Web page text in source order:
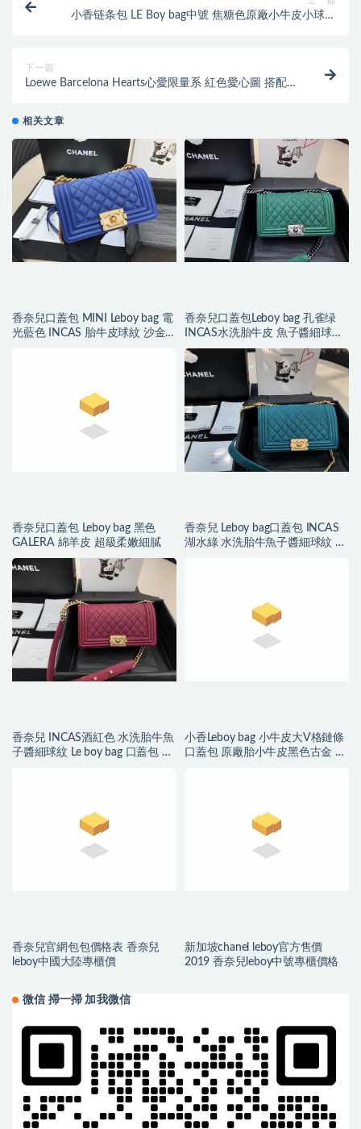
小香链条包 LE Boy bag中號 焦糖色原廠小牛皮小球紋
下一篇
Loewe Barcelona Hearts心愛限量系 紅色愛心圖 搭配黑
相关文章
香奈兒口蓋包 MINI Leboy bag 電
光藍色 INCAS 胎牛皮球紋 沙金
香奈兒口蓋包Leboy bag 孔雀绿
INCAS水洗胎牛皮 魚子醬細球紋
復古银色金屬
香奈兒口蓋包 Leboy bag 黑色
GALERA 綿羊皮 超級柔嫩細膩
香奈兒 Leboy bag口蓋包 INCAS
湖水綠 水洗胎牛魚子醬細球紋 復
香奈兒 INCAS酒紅色 水洗胎牛魚
子醬細球紋 Le boy bag 口蓋包 復
小香Leboy bag 小牛皮大V格鏈條
口蓋包 原廠胎小牛皮黑色古金 亮
香奈兒官網包包價格表 香奈兒
leboy中國大陸專櫃價
新加坡chanel leboy官方售價
2019 香奈兒leboy中號專櫃價格
微信 掃一掃 加我微信